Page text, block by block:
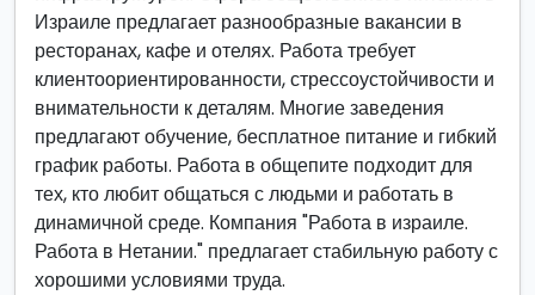
Израиле предлагает разнообразные вакансии в
ресторанах, кафе и отелях. Работа требует
клиентоориентированности, стрессоустойчивости и
внимательности к деталям. Многие заведения
предлагают обучение, бесплатное питание и гибкий
график работы. Работа в общепите подходит для
тех, кто любит общаться с людьми и работать в
динамичной среде. Компания "Работа в израиле.
Работа в Нетании." предлагает стабильную работу с
хорошими условиями труда.